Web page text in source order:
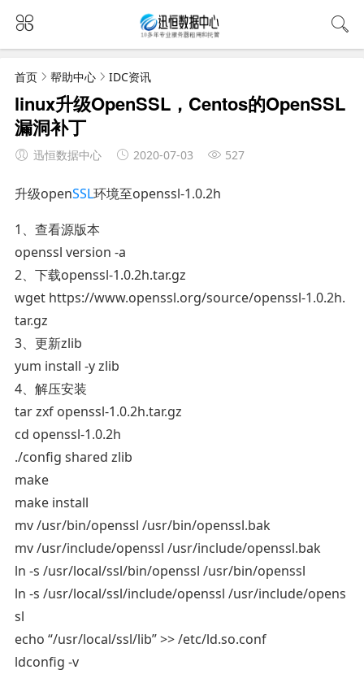
首页 帮助中心 IDC资讯
linux升级OpenSSL，Centos的OpenSSL
漏洞补丁
迅恒数据中心 2020-07-03 527
升级openSSL环境至openssl-1.0.2h
1、查看源版本
openssl version -a
2、下载openssl-1.0.2h.tar.gz
wget https://www.openssl.org/source/openssl-1.0.2h.
tar.gz
3、更新zlib
yum install -y zlib
4、解压安装
tar zxf openssl-1.0.2h.tar.gz
cd openssl-1.0.2h
./config shared zlib
make
make install
mv /usr/bin/openssl /usr/bin/openssl.bak
mv /usr/include/openssl /usr/include/openssl.bak
ln -s /usr/local/ssl/bin/openssl /usr/bin/openssl
ln -s /usr/local/ssl/include/openssl /usr/include/opens
sl
echo “/usr/local/ssl/lib” >> /etc/ld.so.conf
ldconfig -v